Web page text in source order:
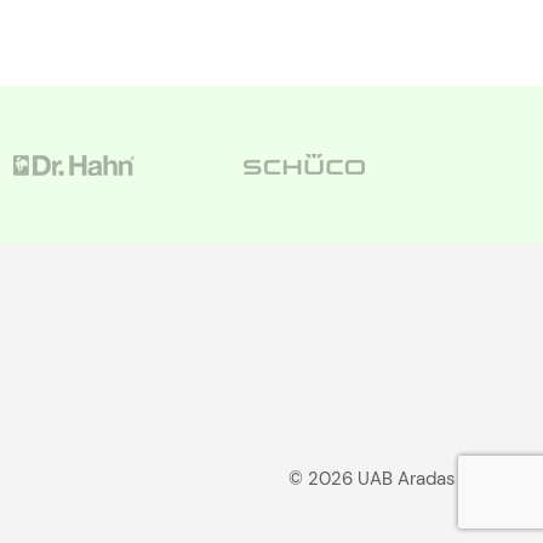
© 2026 UAB Aradas